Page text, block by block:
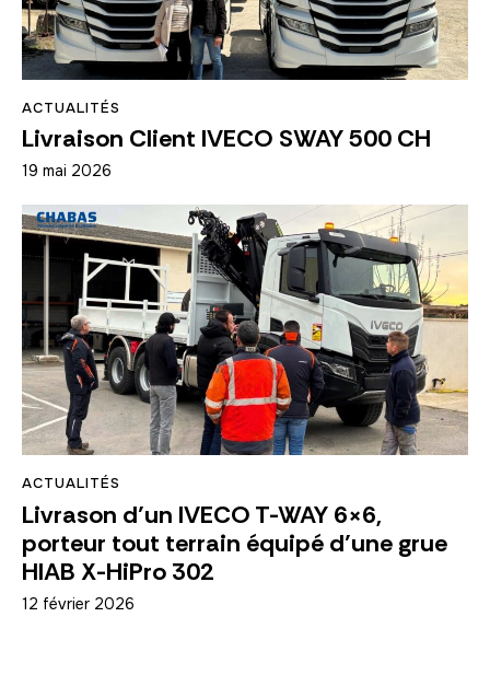
ACTUALITÉS
Livraison Client IVECO SWAY 500 CH
19 mai 2026
ACTUALITÉS
Livrason d’un IVECO T-WAY 6×6,
porteur tout terrain équipé d’une grue
HIAB X-HiPro 302
12 février 2026